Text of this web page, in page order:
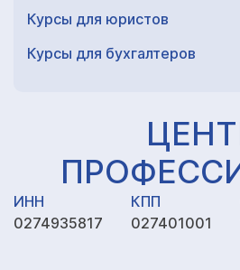
Курсы для юристов
Курсы для бухгалтеров
ИНН
0274935817
КПП
027401001